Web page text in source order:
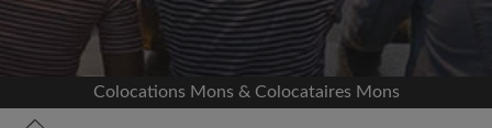
OU
Loyer max par mois (€)
Colocations Mons & Colocataires Mons